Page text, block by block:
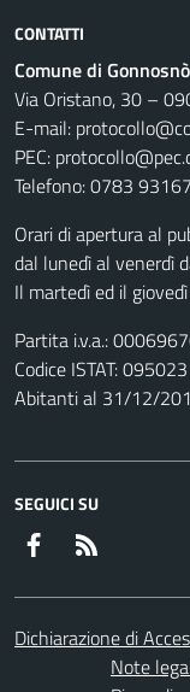
CONTATTI
Comune di Gonnosnò
Via Oristano, 30 –
E-mail:
PEC:
Telefono: 0783
Orari di apertura al
dal lunedì al venerdì
Il martedì ed il
Partita i.v.a.:
Codice ISTAT: 095023
Abitanti al 31/12/
SEGUICI SU
Facebook
Dichiarazione di
Note